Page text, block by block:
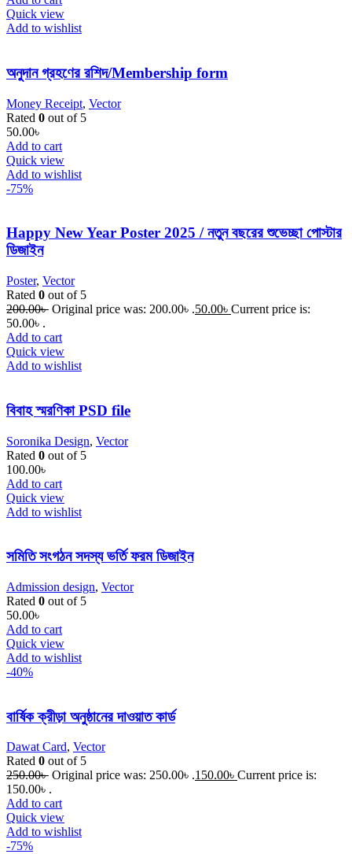
Quick view
Add to wishlist
অনুদান গ্রহণের রশিদ/Membership form
Money Receipt, Vector
Rated 0 out of 5
50.00৳
Add to cart
Quick view
Add to wishlist
-75%
Happy New Year Poster 2025 / নতুন বছরের শুভেচ্ছা পোস্টার
ডিজাইন
Poster, Vector
Rated 0 out of 5
200.00৳ Original price was: 200.00৳ .50.00৳ Current price is:
50.00৳ .
Add to cart
Quick view
Add to wishlist
বিবাহ স্মরণিকা PSD file
Soronika Design, Vector
Rated 0 out of 5
100.00৳
Add to cart
Quick view
Add to wishlist
সমিতি সংগঠন সদস্য ভর্তি ফরম ডিজাইন
Admission design, Vector
Rated 0 out of 5
50.00৳
Add to cart
Quick view
Add to wishlist
-40%
বার্ষিক ক্রীড়া অনুষ্ঠানের দাওয়াত কার্ড
Dawat Card, Vector
Rated 0 out of 5
250.00৳ Original price was: 250.00৳ .150.00৳ Current price is:
150.00৳ .
Add to cart
Quick view
Add to wishlist
-75%